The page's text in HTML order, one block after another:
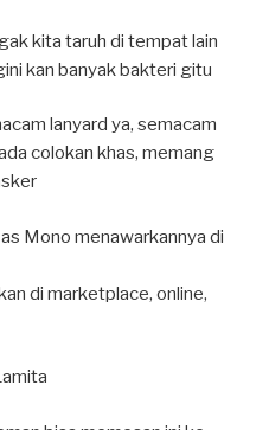
kita taruh di tempat lain
kan banyak bakteri gitu
lanyard ya, semacam
colokan khas, memang
Mono menawarkannya di
di marketplace, online,